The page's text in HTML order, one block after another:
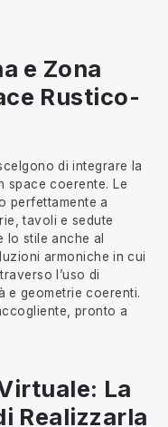
e Zona
Rustico-
di integrare la
space coerente. Le
perfettamente a
tavoli e sedute
lo stile anche al
armoniche in cui
l’uso di
e geometrie coerenti.
pronto a
La
Realizzarla